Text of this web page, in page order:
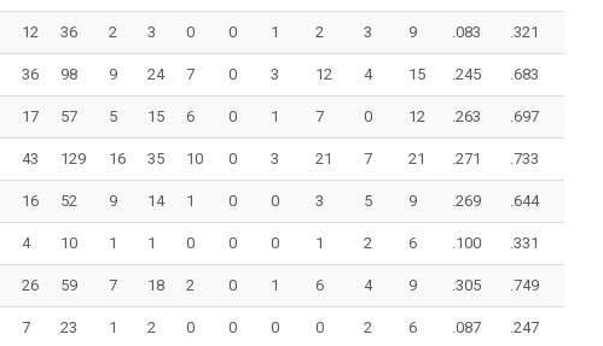
12 36 2 3 0 0 1 2 3 9 .083 .321
36 98 9 24 7 0 3 12 4 15 .245 .683
17 57 5 15 6 0 1 7 0 12 .263 .697
43 129 16 35 10 0 3 21 7 21 .271 .733
16 52 9 14 1 0 0 3 5 9 .269 .644
4 10 1 1 0 0 0 1 2 6 .100 .331
26 59 7 18 2 0 1 6 4 9 .305 .749
7 23 1 2 0 0 0 0 2 6 .087 .247